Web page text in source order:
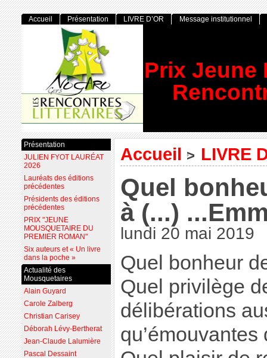
Prix Jeune
Accueil > LIVRE
Quel
à (...)
lundi 20 mai 2019
Quel bonheur
Quel privilège
délibérations
Accueil Présentation LIVRE D’OR Message institutionnel
Présentation
JULIEN FYOT LAURÉAT
2026
Lauréats des éditions
précédentes
Présidents des éditions
précédentes
PRIX "JEUNE
MOUSQUETAIRE DU
PREMIER ROMAN"
Six auteurs et « Un livre
dans la poche »
Actualité des
Mousquetaires
Alain Guyard
Carole Zalberg
Christian Carisey
Déborah Lévy-Bertherat
Jean-Claude Lalumière
Pascal Dessaint